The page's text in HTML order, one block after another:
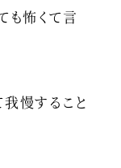
も怖くて言
慢すること